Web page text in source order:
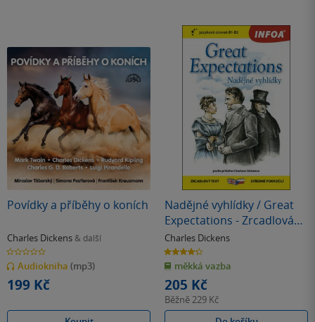
Povídky a příběhy o koních
Charles Dickens & další
0.0
z
5
hvězdiček
Audiokniha (mp3)
199 Kč
Nadějné vyhlídky / Great
Expectations - Zrcadlová
četba (B1-B2)
Charles Dickens
4.3
z
5
hvězdiček
měkká vazba
205 Kč
Běžně 229 Kč